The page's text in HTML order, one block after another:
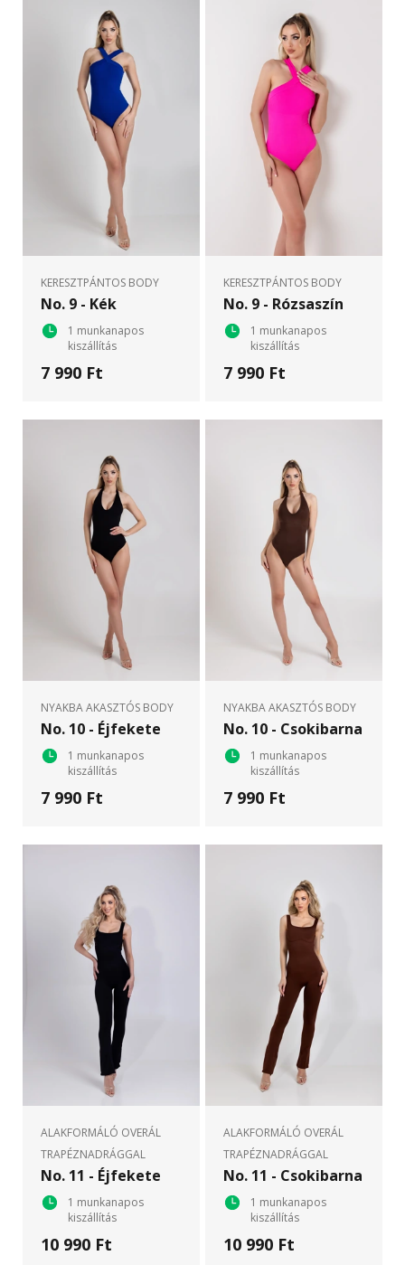
KERESZTPÁNTOS BODY
No. 9 - Kék
1 munkanapos
kiszállítás
7 990 Ft
KERESZTPÁNTOS BODY
No. 9 - Rózsaszín
1 munkanapos
kiszállítás
7 990 Ft
NYAKBA AKASZTÓS BODY
No. 10 - Éjfekete
1 munkanapos
kiszállítás
7 990 Ft
NYAKBA AKASZTÓS BODY
No. 10 - Csokibarna
1 munkanapos
kiszállítás
7 990 Ft
ALAKFORMÁLÓ OVERÁL
TRAPÉZNADRÁGGAL
No. 11 - Éjfekete
1 munkanapos
kiszállítás
10 990 Ft
ALAKFORMÁLÓ OVERÁL
TRAPÉZNADRÁGGAL
No. 11 - Csokibarna
1 munkanapos
kiszállítás
10 990 Ft